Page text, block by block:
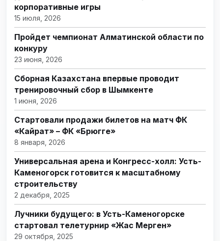
корпоративные игры
15 июля, 2026
Пройдет чемпионат Алматинской области по
конкуру
23 июня, 2026
Сборная Казахстана впервые проводит
тренировочный сбор в Шымкенте
1 июня, 2026
Стартовали продажи билетов на матч ФК
«Кайрат» – ФК «Брюгге»
8 января, 2026
Универсальная арена и Конгресс-холл: Усть-
Каменогорск готовится к масштабному
строительству
2 декабря, 2025
Лучники будущего: в Усть-Каменогорске
стартовал телетурнир «Жас Мерген»
29 октября, 2025